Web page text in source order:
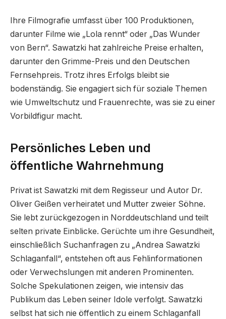
Ihre Filmografie umfasst über 100 Produktionen,
darunter Filme wie „Lola rennt“ oder „Das Wunder
von Bern“. Sawatzki hat zahlreiche Preise erhalten,
darunter den Grimme-Preis und den Deutschen
Fernsehpreis. Trotz ihres Erfolgs bleibt sie
bodenständig. Sie engagiert sich für soziale Themen
wie Umweltschutz und Frauenrechte, was sie zu einer
Vorbildfigur macht.
Persönliches Leben und
öffentliche Wahrnehmung
Privat ist Sawatzki mit dem Regisseur und Autor Dr.
Oliver Geißen verheiratet und Mutter zweier Söhne.
Sie lebt zurückgezogen in Norddeutschland und teilt
selten private Einblicke. Gerüchte um ihre Gesundheit,
einschließlich Suchanfragen zu „Andrea Sawatzki
Schlaganfall“, entstehen oft aus Fehlinformationen
oder Verwechslungen mit anderen Prominenten.
Solche Spekulationen zeigen, wie intensiv das
Publikum das Leben seiner Idole verfolgt. Sawatzki
selbst hat sich nie öffentlich zu einem Schlaganfall